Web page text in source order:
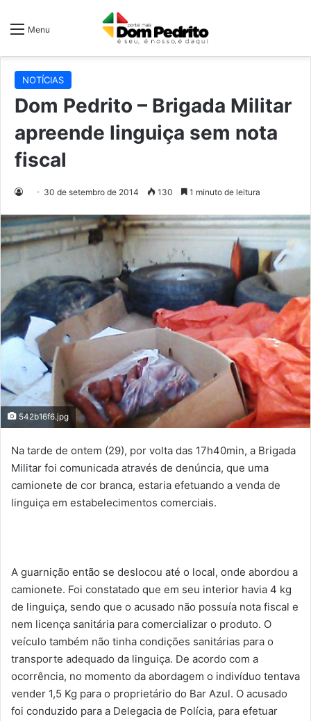
Menu
NOTÍCIAS
Dom Pedrito – Brigada Militar
apreende linguiça sem nota
fiscal
30 de setembro de 2014 130 1 minuto de leitura
542b16f6.jpg
Na tarde de ontem (29), por volta das 17h40min, a Brigada
Militar foi comunicada através de denúncia, que uma
camionete de cor branca, estaria efetuando a venda de
linguiça em estabelecimentos comerciais.
A guarnição então se deslocou até o local, onde abordou a
camionete. Foi constatado que em seu interior havia 4 kg
de linguiça, sendo que o acusado não possuía nota fiscal e
nem licença sanitária para comercializar o produto. O
veículo também não tinha condições sanitárias para o
transporte adequado da linguiça. De acordo com a
ocorrência, no momento da abordagem o indivíduo tentava
vender 1,5 Kg para o proprietário do Bar Azul. O acusado
foi conduzido para a Delegacia de Polícia, para efetuar